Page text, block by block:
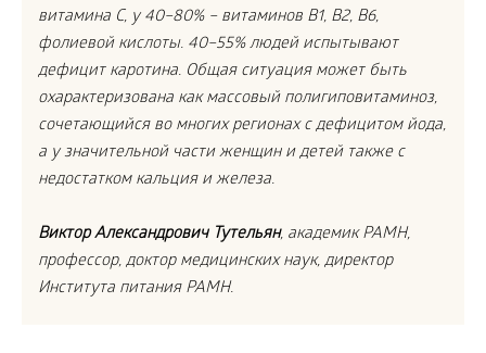
витамина С, у 40–80% – витаминов В1, В2, В6,
фолиевой кислоты. 40–55% людей испытывают
дефицит каротина. Общая ситуация может быть
охарактеризована как массовый полигиповитаминоз,
сочетающийся во многих регионах с дефицитом йода,
а у значительной части женщин и детей также с
недостатком кальция и железа.
Виктор Александрович Тутельян, академик РАМН,
профессор, доктор медицинских наук, директор
Института питания РАМН.